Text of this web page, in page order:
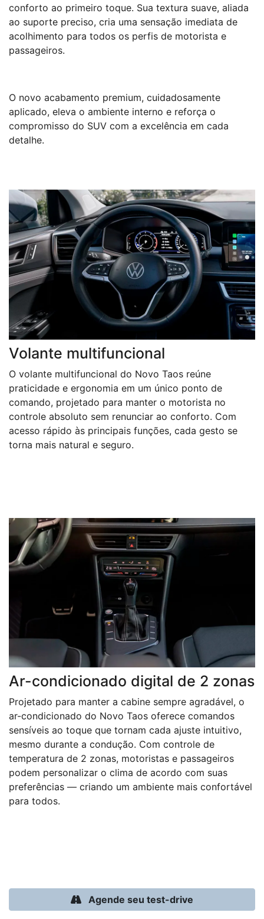
conforto ao primeiro toque. Sua textura suave, aliada
ao suporte preciso, cria uma sensação imediata de
acolhimento para todos os perfis de motorista e
passageiros.
O novo acabamento premium, cuidadosamente
aplicado, eleva o ambiente interno e reforça o
compromisso do SUV com a excelência em cada
detalhe.
Volante multifuncional
O volante multifuncional do Novo Taos reúne
praticidade e ergonomia em um único ponto de
comando, projetado para manter o motorista no
controle absoluto sem renunciar ao conforto. Com
acesso rápido às principais funções, cada gesto se
torna mais natural e seguro.
Ar-condicionado digital de 2 zonas
Projetado para manter a cabine sempre agradável, o
ar-condicionado do Novo Taos oferece comandos
sensíveis ao toque que tornam cada ajuste intuitivo,
mesmo durante a condução. Com controle de
temperatura de 2 zonas, motoristas e passageiros
podem personalizar o clima de acordo com suas
preferências — criando um ambiente mais confortável
para todos.
Agende seu test-drive